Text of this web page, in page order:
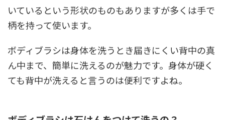
いているという形状のものもありますが多くは手で
柄を持って使います。
ボディブラシは身体を洗うとき届きにくい背中の真
ん中まで、簡単に洗えるのが魅力です。身体が硬く
ても背中が洗えると言うのは便利ですよね。